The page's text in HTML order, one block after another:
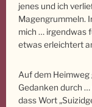
jenes und ich
Magengrummeln.
mich … irgendwas
etwas erleichtert
Auf dem Heimweg
Gedanken durch
dass Wort